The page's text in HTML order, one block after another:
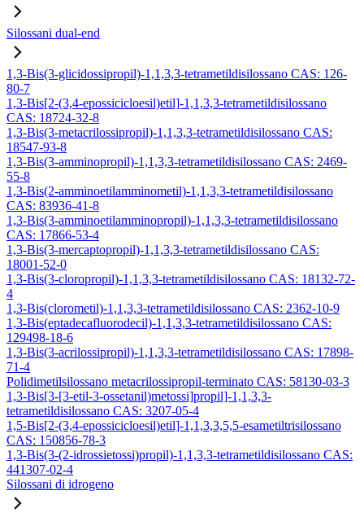
Silossani dual-end
1,3-Bis(3-glicidossipropil)-1,1,3,3-tetrametildisilossano CAS: 126-
80-7
1,3-Bis[2-(3,4-epossicicloesil)etil]-1,1,3,3-tetrametildisilossano
CAS: 18724-32-8
1,3-Bis(3-metacrilossipropil)-1,1,3,3-tetrametildisilossano CAS:
18547-93-8
1,3-Bis(3-amminopropil)-1,1,3,3-tetrametildisilossano CAS: 2469-
55-8
1,3-Bis(2-amminoetilamminometil)-1,1,3,3-tetrametildisilossano
CAS: 83936-41-8
1,3-Bis(3-amminoetilamminopropil)-1,1,3,3-tetrametildisilossano
CAS: 17866-53-4
1,3-Bis(3-mercaptopropil)-1,1,3,3-tetrametildisilossano CAS:
18001-52-0
1,3-Bis(3-cloropropil)-1,1,3,3-tetrametildisilossano CAS: 18132-72-
4
1,3-Bis(clorometil)-1,1,3,3-tetrametildisilossano CAS: 2362-10-9
1,3-Bis(eptadecafluorodecil)-1,1,3,3-tetrametildisilossano CAS:
129498-18-6
1,3-Bis(3-acrilossipropil)-1,1,3,3-tetrametildisilossano CAS: 17898-
71-4
Polidimetilsilossano metacrilossipropil-terminato CAS: 58130-03-3
1,3-Bis[3-[3-etil-3-ossetanil)metossi]propil]-1,1,3,3-
tetrametildisilossano CAS: 3207-05-4
1,5-Bis[2-(3,4-epossicicloesil)etil]-1,1,3,3,5,5-esametiltrisilossano
CAS: 150856-78-3
1,3-Bis(3-(2-idrossietossi)propil)-1,1,3,3-tetrametildisilossano CAS:
441307-02-4
Silossani di idrogeno